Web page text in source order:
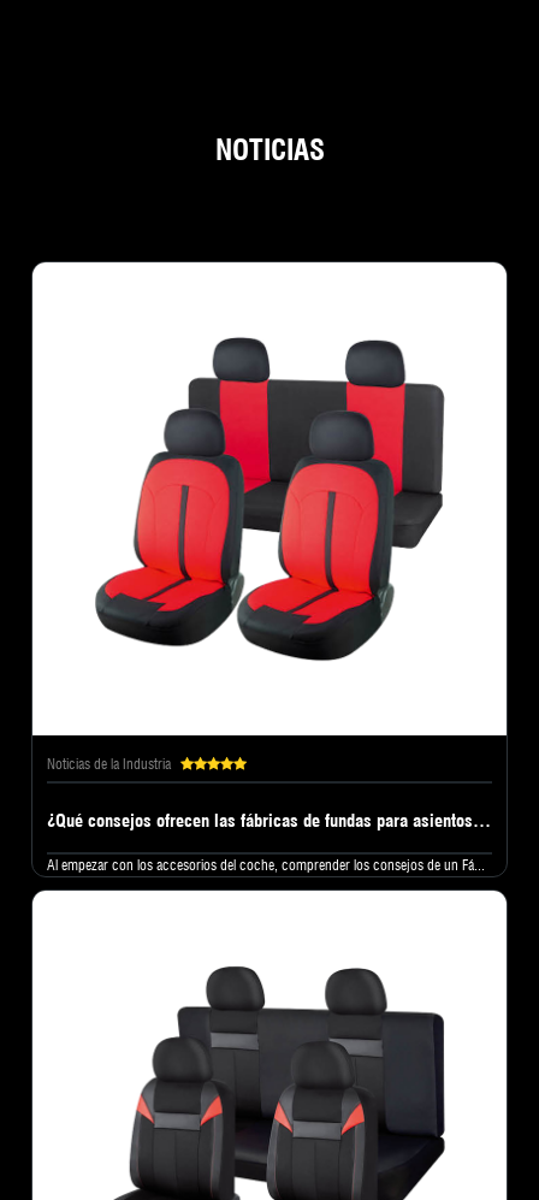
NOTICIAS
Noticias de la Industria
¿Qué consejos ofrecen las fábricas de fundas para asientos de automóvil a los principiantes?
Al empezar con los accesorios del coche, comprender los consejos de un Fá...